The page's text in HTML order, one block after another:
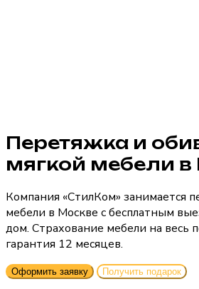
Перетяжка и
мягкой мебели
Компания «СтилКом» занимается
мебели в Москве с бесплатным
дом. Страхование мебели на весь
гарантия 12 месяцев.
Оформить заявку Получить подарок